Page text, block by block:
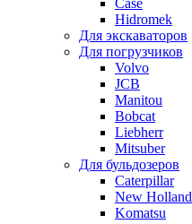
Hidromek
Для экскаваторов
Для погрузчиков
Volvo
JCB
Manitou
Bobcat
Liebherr
Mitsuber
Для бульдозеров
Caterpillar
New Holland
Komatsu